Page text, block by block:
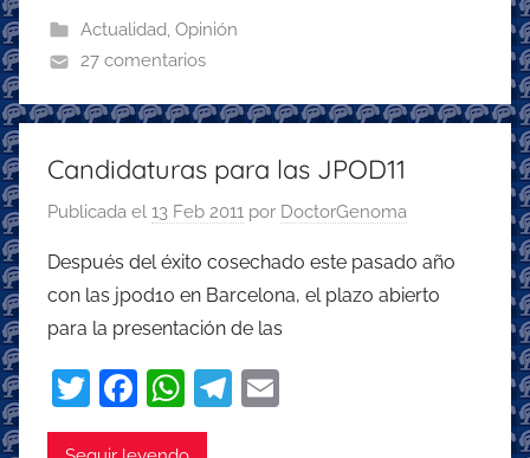
b
o
o
k
A
p
p
a
Actualidad, Opinión
27 comentarios
Candidaturas para las JPOD11
Publicada el 13 Feb 2011 por DoctorGenoma
Después del éxito cosechado este pasado año
con las jpod10 en Barcelona, el plazo abierto
para la presentación de las
T
w
F
a
W
h
T